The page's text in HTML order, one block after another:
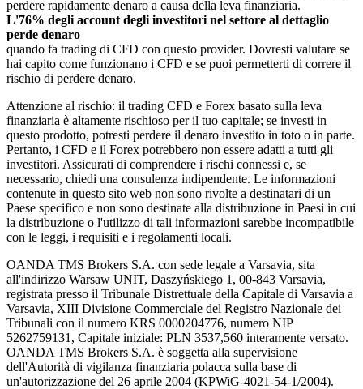
perdere rapidamente denaro a causa della leva finanziaria.
L'76% degli account degli investitori nel settore al dettaglio
perde denaro
quando fa trading di CFD con questo provider. Dovresti valutare se
hai capito come funzionano i CFD e se puoi permetterti di correre il
rischio di perdere denaro.
Attenzione al rischio: il trading CFD e Forex basato sulla leva
finanziaria è altamente rischioso per il tuo capitale; se investi in
questo prodotto, potresti perdere il denaro investito in toto o in parte.
Pertanto, i CFD e il Forex potrebbero non essere adatti a tutti gli
investitori. Assicurati di comprendere i rischi connessi e, se
necessario, chiedi una consulenza indipendente. Le informazioni
contenute in questo sito web non sono rivolte a destinatari di un
Paese specifico e non sono destinate alla distribuzione in Paesi in cui
la distribuzione o l'utilizzo di tali informazioni sarebbe incompatibile
con le leggi, i requisiti e i regolamenti locali.
OANDA TMS Brokers S.A. con sede legale a Varsavia, sita
all'indirizzo Warsaw UNIT, Daszyńskiego 1, 00-843 Varsavia,
registrata presso il Tribunale Distrettuale della Capitale di Varsavia a
Varsavia, XIII Divisione Commerciale del Registro Nazionale dei
Tribunali con il numero KRS 0000204776, numero NIP
5262759131, Capitale iniziale: PLN 3537,560 interamente versato.
OANDA TMS Brokers S.A. è soggetta alla supervisione
dell'Autorità di vigilanza finanziaria polacca sulla base di
un'autorizzazione del 26 aprile 2004 (KPWiG-4021-54-1/2004).